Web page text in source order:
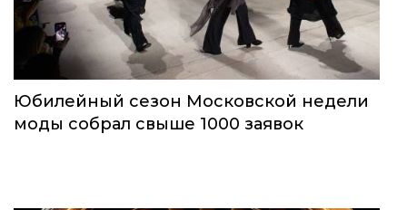
Юбилейный сезон Московской недели
моды собрал свыше 1000 заявок